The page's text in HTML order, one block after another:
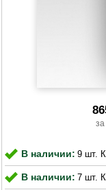
В наличии: 9 шт.
В наличии: 7 шт.